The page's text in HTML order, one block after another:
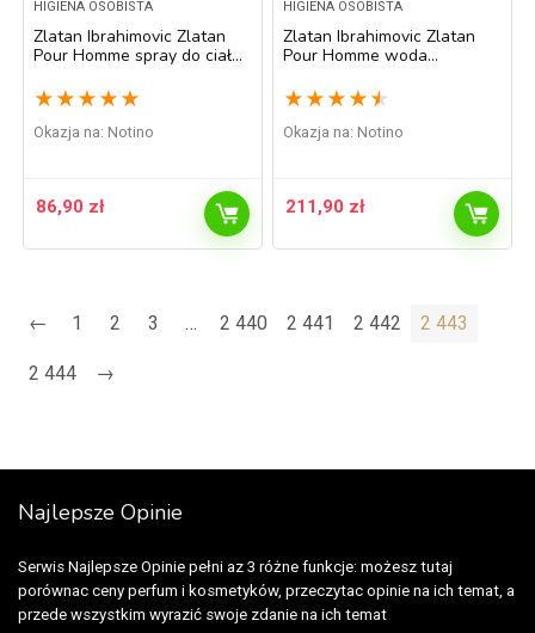
HIGIENA OSOBISTA
Zlatan Ibrahimovic Zlatan
Pour Homme spray do ciała
★ ★ ★ ★ ★
Okazja na: Notino
86,90 zł
HIGIENA OSOBISTA
Zlatan Ibrahimovic Zlatan
Pour Homme woda
ml
★ ★ ★ ★ ★
Okazja na: Notino
211,90 zł
← 1 2 3 … 2 440 2 441 2 442 2 443
2 444 →
Najlepsze Opinie
Serwis Najlepsze Opinie pełni az 3 różne funkcje: możesz tutaj
porównac ceny perfum i kosmetyków, przeczytac opinie na ich temat, a
przede wszystkim wyrazić swoje zdanie na ich temat